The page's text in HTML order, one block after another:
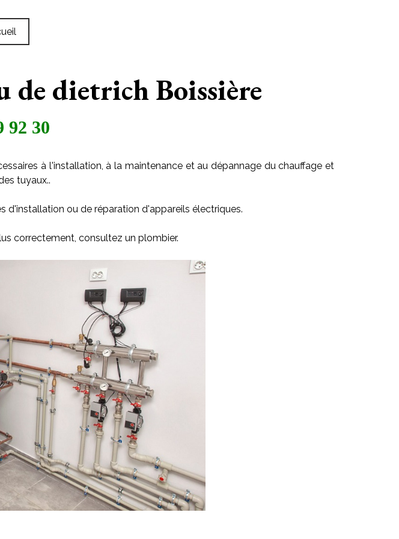
de dietrich Boissière
92 30
à l'installation, à la maintenance et au dépannage du chauffage et
tuyaux..
d'installation ou de réparation d'appareils électriques.
correctement, consultez un plombier.